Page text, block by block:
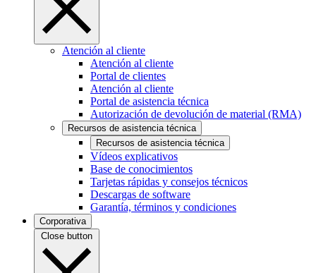
Atención al cliente
Atención al cliente
Portal de clientes
Atención al cliente
Portal de asistencia técnica
Autorización de devolución de material (RMA)
Recursos de asistencia técnica
Recursos de asistencia técnica
Vídeos explicativos
Base de conocimientos
Tarjetas rápidas y consejos técnicos
Descargas de software
Garantía, términos y condiciones
Corporativa
Close button